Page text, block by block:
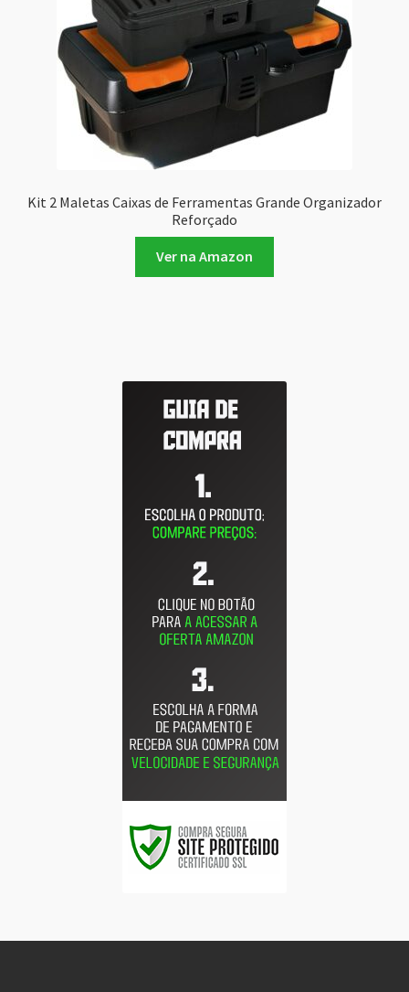
Kit 2 Maletas Caixas de Ferramentas Grande Organizador
Reforçado
Ver na Amazon